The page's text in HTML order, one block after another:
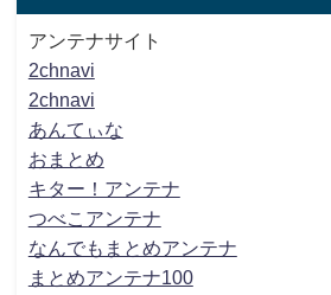
アンテナサイト
2chnavi
2chnavi
あんてぃな
おまとめ
キター！アンテナ
つべこアンテナ
なんでもまとめアンテナ
まとめアンテナ100